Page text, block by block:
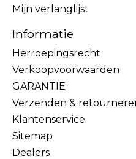
Mijn verlanglijst
Informatie
Herroepingsrecht
Verkoopvoorwaarden
GARANTIE
Verzenden &
Klantenservice
Sitemap
Dealers